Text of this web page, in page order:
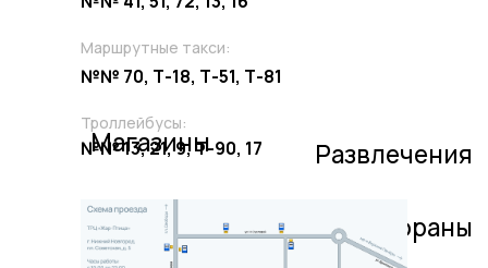
Маршрутные такси:
№№ 70, Т-18, Т-51, Т-81
Троллейбусы:
№№ 13, 21, 9, Т-90, 17
площадей
Оставить заявку